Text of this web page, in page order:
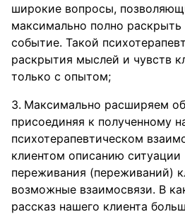
широкие вопросы,
максимально полно
событие. Такой
раскрытия мыслей и чувств
только с опытом;
Максимально расширяем
присоединяя к полученному
психотерапевтическом
клиентом описанию ситуации
переживания (переживаний)
возможные взаимосвязи. В
рассказ нашего клиента